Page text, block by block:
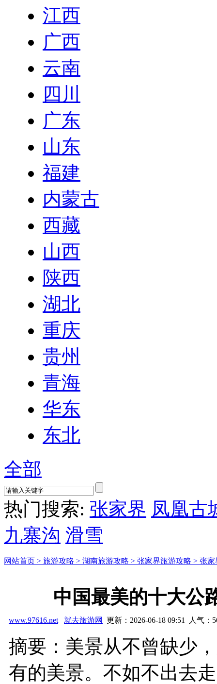
江西
广西
云南
四川
广东
山东
福建
内蒙古
西藏
山西
陕西
湖北
重庆
贵州
青海
华东
东北
全部
热门搜索: 张家界 凤凰古
九寨沟 滑雪
网站首页 > 旅游攻略 > 湖南旅游攻略 > 张家界旅游攻略 > 张家
中国最美的十大公
www.97616.net 就去旅游网 更新：2026-06-18 09:51 人气：
摘要：美景从不曾缺少
有的美景。不如不出去